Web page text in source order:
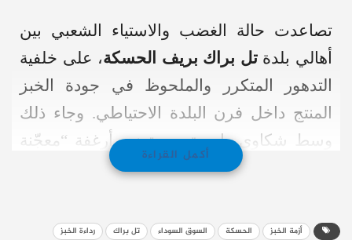
تصاعدت حالة الغضب والاستياء الشعبي بين
أهالي بلدةتل براك بريف الحسكة، على خلفية
التدهور المتكرر والملحوظ في جودة الخبز
المنتج داخل فرن البلدة الاحتياطي. وجاء ذلك
وسط شكاوى واسعة من توزيع أرغفة “معجّنة
ورديئة” لا تصلح للاستهلاك البشري، مما زاد من
المنطقة.
أكمل القراءة
أزمة الخبز الحسكة السوق السوداء تل براك رداءة الخبز